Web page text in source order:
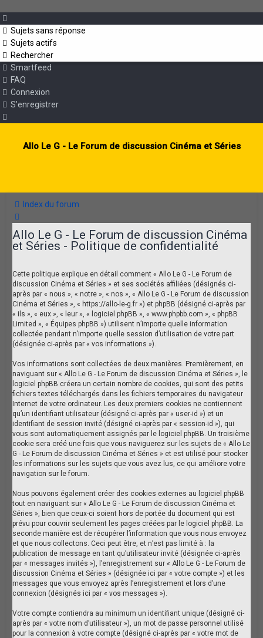
Sujets sans réponse
Sujets actifs
Rechercher
Smartfeed
FAQ
Connexion
S’enregistrer
Allo Le G - Le Forum de discussion Cinéma et Séries
Index du forum
Allo Le G - Le Forum de discussion Cinéma
et Séries - Politique de confidentialité
Cette politique explique en détail comment « Allo Le G - Le Forum de
discussion Cinéma et Séries » et ses sociétés affiliées (désignés ci-
après par « nous », « notre », « nos », « Allo Le G - Le Forum de discussion
Cinéma et Séries », « https://allo-le-g.fr ») et phpBB (désigné ci-après par
« ils », « eux », « leur », « logiciel phpBB », « www.phpbb.com », « phpBB
Limited », « Équipes phpBB ») utilisent n’importe quelle information
collectée pendant n’importe quelle session d’utilisation de votre part
(désignée ci-après par « vos informations »).
Vos informations sont collectées de deux manières. Premièrement, en
naviguant sur « Allo Le G - Le Forum de discussion Cinéma et Séries », le
logiciel phpBB créera un certain nombre de cookies, qui sont des petits
fichiers textes téléchargés dans les fichiers temporaires du navigateur
Internet de votre ordinateur. Les deux premiers cookies ne contiennent
qu’un identifiant utilisateur (désigné ci-après par « user-id ») et un
identifiant de session invité (désigné ci-après par « session-id »), qui
vous sont automatiquement assignés par le logiciel phpBB. Un troisième
cookie sera créé une fois que vous naviguerez sur les sujets de « Allo Le
G - Le Forum de discussion Cinéma et Séries » et est utilisé pour stocker
les informations sur les sujets que vous avez lus, ce qui améliore votre
navigation sur le forum.
Nous pouvons également créer des cookies externes au logiciel phpBB
tout en naviguant sur « Allo Le G - Le Forum de discussion Cinéma et
Séries », bien que ceux-ci soient hors de portée du document qui est
prévu pour couvrir seulement les pages créées par le logiciel phpBB. La
seconde manière est de récupérer l’information que vous nous envoyez
et que nous collectons. Ceci peut être, et n’est pas limité à : la
publication de message en tant qu’utilisateur invité (désignée ci-après
par « messages invités »), l’enregistrement sur « Allo Le G - Le Forum de
discussion Cinéma et Séries » (désignée ici par « votre compte ») et les
messages que vous envoyez après l’enregistrement et lors d’une
connexion (désignés ici par « vos messages »).
Votre compte contiendra au minimum un identifiant unique (désigné ci-
après par « votre nom d’utilisateur »), un mot de passe personnel utilisé
pour la connexion à votre compte (désigné ci-après par « votre mot de